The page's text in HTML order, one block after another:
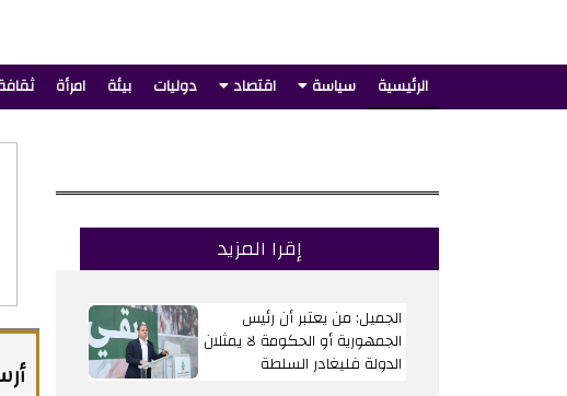
امرأة بيئة دوليات اقتصاد سياسة الرئيسية
إقرا المزيد
الجميل: من يعتبر أن رئيس
الجمهورية أو الحكومة لا يمثلان
الدولة فليغادر السلطة